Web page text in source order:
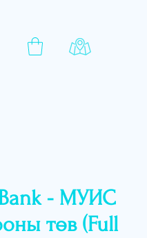
- МУИС
төв (Full